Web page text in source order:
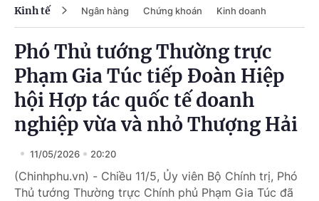
Kinh tế Ngân hàng Chứng khoán Kinh doanh
Phó Thủ tướng Thường trực
Phạm Gia Túc tiếp Đoàn Hiệp
hội Hợp tác quốc tế doanh
nghiệp vừa và nhỏ Thượng Hải
11/05/2026 20:20
(Chinhphu.vn) - Chiều 11/5, Ủy viên Bộ Chính trị, Phó
Thủ tướng Thường trực Chính phủ Phạm Gia Túc đã